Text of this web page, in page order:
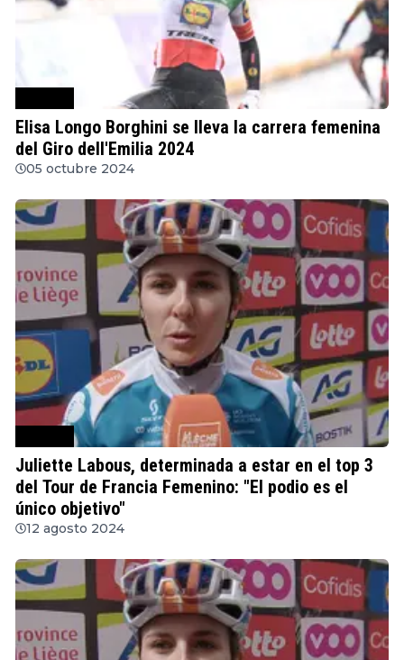
Elisa Longo Borghini se lleva la carrera femenina
del Giro dell'Emilia 2024
05 octubre 2024
Juliette Labous, determinada a estar en el top 3
del Tour de Francia Femenino: "El podio es el
único objetivo"
12 agosto 2024